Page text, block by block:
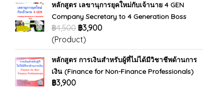
หลักสูตร เลขานุการยุคใหม่กับเจ้านาย 4 GEN
Company Secretary to 4 Generation Boss
฿4,500 ฿3,900
(Product)
หลักสูตร การเงินสำหรับผู้ที่ไม่ได้มีวิชาชีพด้านการ
เงิน (Finance for Non-Finance Professionals)
฿3,900